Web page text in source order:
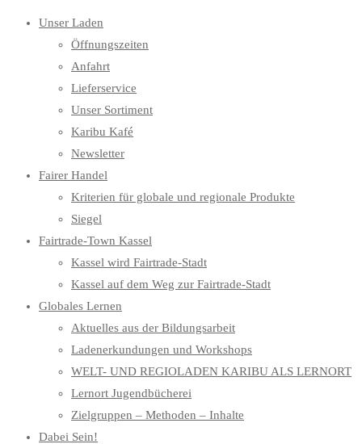
Unser Laden
Öffnungszeiten
Anfahrt
Lieferservice
Unser Sortiment
Karibu Kafé
Newsletter
Fairer Handel
Kriterien für globale und regionale Produkte
Siegel
Fairtrade-Town Kassel
Kassel wird Fairtrade-Stadt
Kassel auf dem Weg zur Fairtrade-Stadt
Globales Lernen
Aktuelles aus der Bildungsarbeit
Ladenerkundungen und Workshops
WELT- UND REGIOLADEN KARIBU ALS LERNORT
Lernort Jugendbücherei
Zielgruppen – Methoden – Inhalte
Dabei Sein!